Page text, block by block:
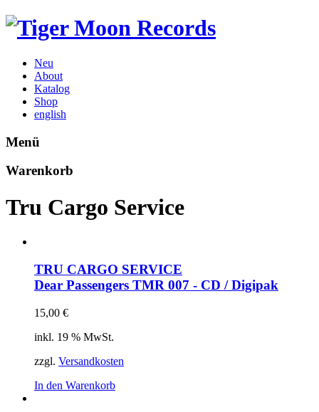
Neu
About
Katalog
Shop
english
Menü
Warenkorb
Tru Cargo Service
TRU CARGO SERVICE
Dear Passengers TMR 007 - CD / Digipak
15,00 €
inkl. 19 % MwSt.
zzgl. Versandkosten
In den Warenkorb